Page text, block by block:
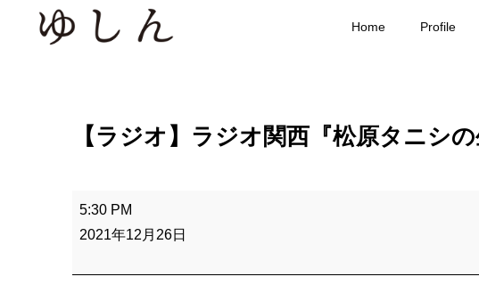
Home Profile
【ラジオ】ラジオ関西『松原タニシ
【
ラ
オ
5:30 PM
2021年12月26日